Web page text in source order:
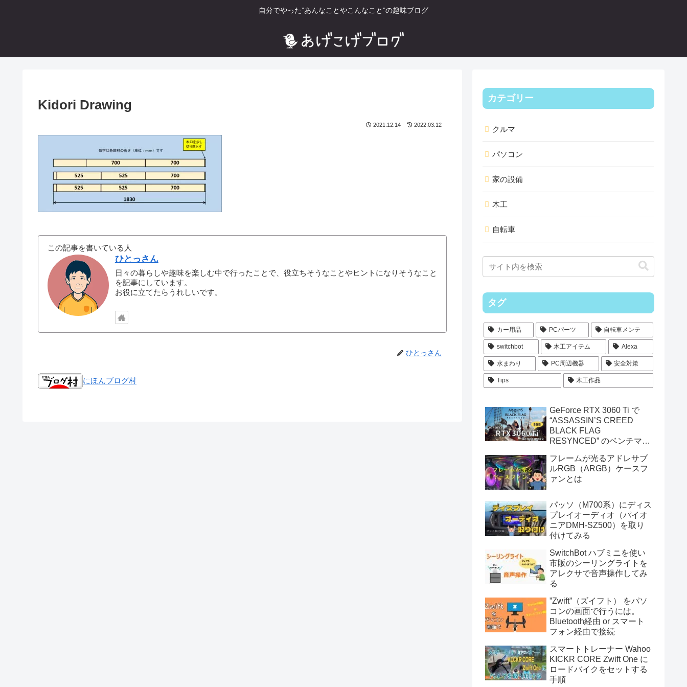
自分でやった”あんなことやこんなこと”の趣味ブログ
Kidori Drawing
2021.12.14 2022.03.12
この記事を書いている人
ひとっさん
日々の暮らしや趣味を楽しむ中で行ったことで、役立ちそうなことやヒントになりそうなこと
を記事にしています。
お役に立てたらうれしいです。
ひとっさん
にほんブログ村
カテゴリー
クルマ
パソコン
家の設備
木工
自転車
タグ
カー用品 PCパーツ 自転車メンテ
switchbot 木工アイテム Alexa
水まわり PC周辺機器 安全対策
Tips 木工作品
GeForce RTX 3060 Ti で
“ASSASSIN’S CREED
BLACK FLAG
RESYNCED” のベンチマー
フレームが光るアドレサブ
ルRGB（ARGB）ケースフ
ァンとは
パッソ（M700系）にディス
プレイオーディオ（パイオ
ニアDMH-SZ500）を取り
付けてみる
SwitchBot ハブミニを使い
市販のシーリングライトを
アレクサで音声操作してみ
る
”Zwift”（ズイフト） をパソ
コンの画面で行うには。
Bluetooth経由 or スマート
フォン経由で接続
スマートトレーナー Wahoo
KICKR CORE Zwift One に
ロードバイクをセットする
手順